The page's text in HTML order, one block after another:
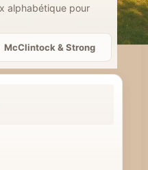
alphabétique pour
McClintock & Strong